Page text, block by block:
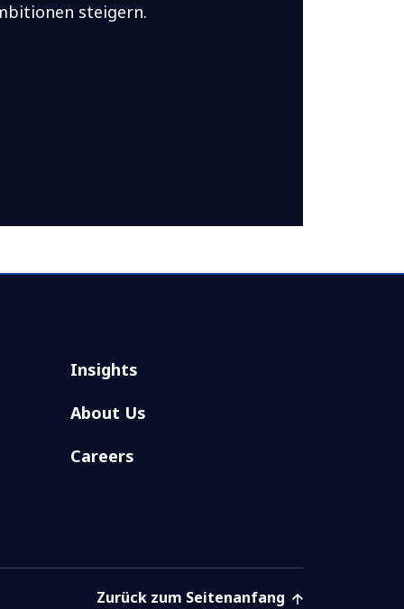
steigern.
Insights
About Us
Careers
Zurück zum Seitenanfang